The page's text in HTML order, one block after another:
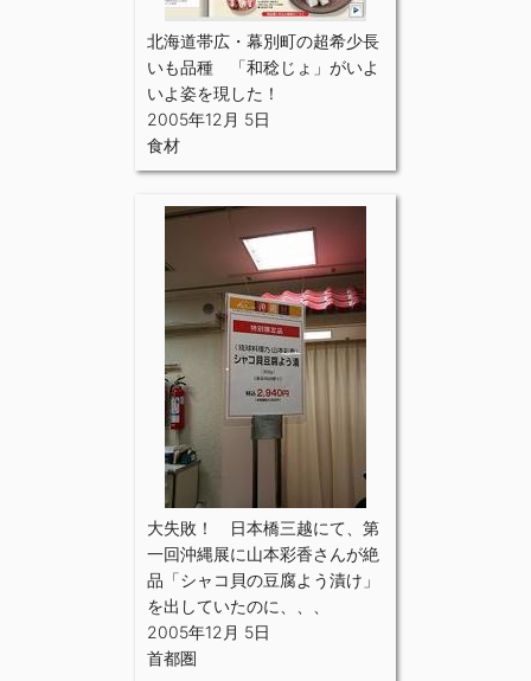
北海道帯広・幕別町の超希少長
いも品種 「和稔じょ」がいよ
いよ姿を現した！
2005年12月 5日
食材
大失敗！ 日本橋三越にて、第
一回沖縄展に山本彩香さんが絶
品「シャコ貝の豆腐よう漬け」
を出していたのに、、、
2005年12月 5日
首都圏